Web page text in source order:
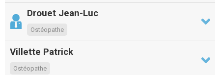
Drouet Jean-Luc
Ostéopathe
Villette Patrick
Ostéopathe